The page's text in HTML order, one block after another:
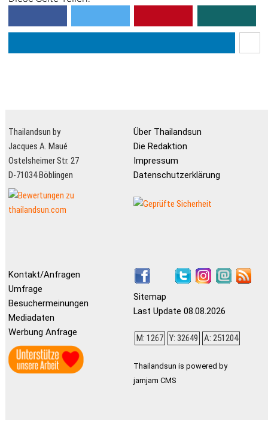
Thailandsun by
Jacques A. Maué
Ostelsheimer Str. 27
D-71034 Böblingen
Über Thailandsun
Die Redaktion
Impressum
Datenschutzerklärung
Kontakt/Anfragen
Umfrage
Besuchermeinungen
Mediadaten
Werbung Anfrage
Sitemap
Last Update 08.08.2026
M: 1267 Y: 32649 A: 251204
Thailandsun is powered by
jamjam CMS